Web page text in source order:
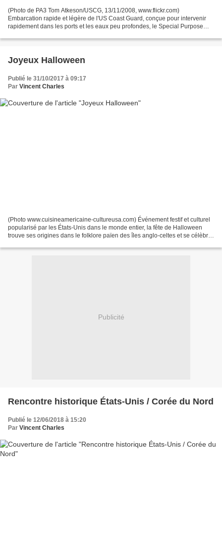
(Photo de PA3 Tom Atkeson/USCG, 13/11/2008, www.flickr.com)
Embarcation rapide et légère de l'US Coast Guard, conçue pour intervenir
rapidement dans les ports et les eaux peu profondes, le Special Purpose
Joyeux Halloween
Publié le 31/10/2017 à 09:17
Par Vincent Charles
(Photo www.cuisineamericaine-cultureusa.com) Événement festif et culturel
popularisé par les États-Unis dans le monde entier, la fête de Halloween
trouve ses origines dans le folklore païen des îles anglo-celtes et se célèbre
Publicité
Rencontre historique États-Unis / Corée du Nord
Publié le 12/06/2018 à 15:20
Par Vincent Charles